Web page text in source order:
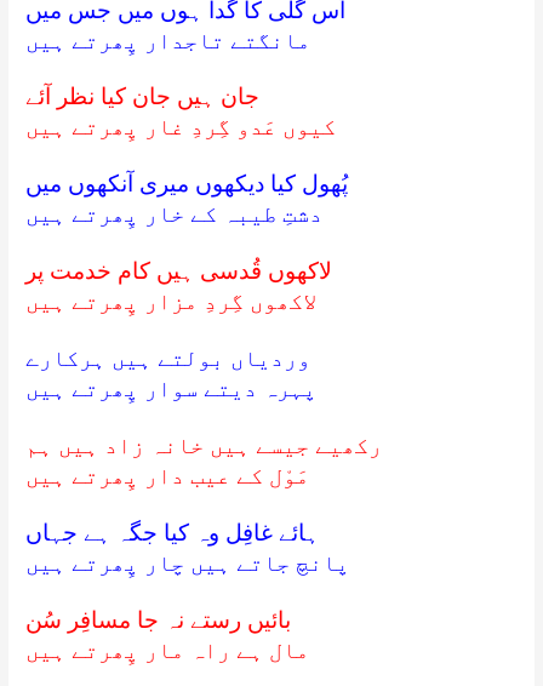
اُس گلی کا گدا ہوں میں جس میں
مانگتے تاجدار پِھرتے ہیں
جان ہیں جان کیا نظر آئے
کیوں عَدو گِردِ غار پِھرتے ہیں
پُھول کیا دیکھوں میری آنکھوں میں
دشتِ طیبہ کے خار پِھرتے ہیں
لاکھوں قُدسی ہیں کام خدمت پر
لاکھوں گِردِ مزار پِھرتے ہیں
وردیاں بولتے ہیں ہرکارے
پہرہ دیتے سوار پِھرتے ہیں
رکھیے جیسے ہیں خانہ زاد ہیں ہم
مَوْل کے عیب دار پِھرتے ہیں
ہائے غافِل وہ کیا جگہ ہے جہاں
پانچ جاتے ہیں چار پِھرتے ہیں
بائیں رستے نہ جا مسافِر سُن
مال ہے راہ مار پِھرتے ہیں